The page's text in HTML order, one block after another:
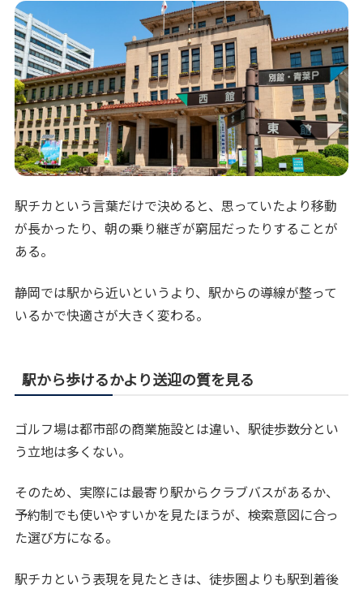
駅チカという言葉だけで決めると、思っていたより移動
が長かったり、朝の乗り継ぎが窮屈だったりすることが
ある。
静岡では駅から近いというより、駅からの導線が整って
いるかで快適さが大きく変わる。
駅から歩けるかより送迎の質を見る
ゴルフ場は都市部の商業施設とは違い、駅徒歩数分とい
う立地は多くない。
そのため、実際には最寄り駅からクラブバスがあるか、
予約制でも使いやすいかを見たほうが、検索意図に合っ
た選び方になる。
駅チカという表現を見たときは、徒歩圏よりも駅到着後